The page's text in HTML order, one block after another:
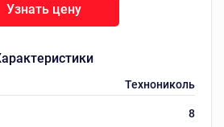
Технониколь
8
Узнать цену